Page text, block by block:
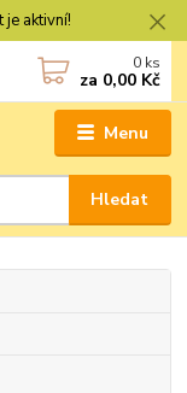
aktivní!
Menu
Hledat
0 ks
za 0,00 Kč